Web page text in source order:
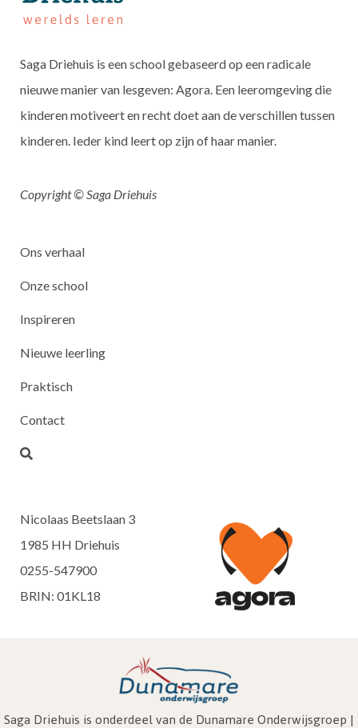
Saga Driehuis is een school gebaseerd op een radicale
nieuwe manier van lesgeven: Agora. Een leeromgeving die
kinderen motiveert en recht doet aan de verschillen tussen
kinderen. Ieder kind leert op zijn of haar manier.
Copyright © Saga Driehuis
Ons verhaal
Onze school
Inspireren
Nieuwe leerling
Praktisch
Contact
Nicolaas Beetslaan 3
1985 HH Driehuis
0255-547900
BRIN: 01KL18
Saga Driehuis is onderdeel van de Dunamare Onderwijsgroep |